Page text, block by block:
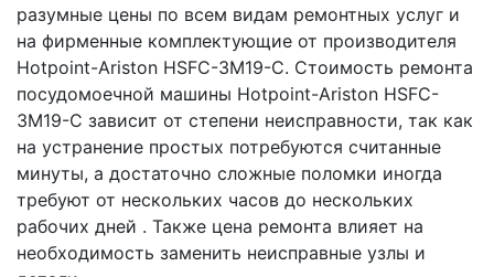
разумные цены по всем видам ремонтных услуг и
на фирменные комплектующие от производителя
Hotpoint-Ariston HSFC-3M19-C. Стоимость ремонта
посудомоечной машины Hotpoint-Ariston HSFC-
3M19-C зависит от степени неисправности, так как
на устранение простых потребуются считанные
минуты, а достаточно сложные поломки иногда
требуют от нескольких часов до нескольких
рабочих дней . Также цена ремонта влияет на
необходимость заменить неисправные узлы и